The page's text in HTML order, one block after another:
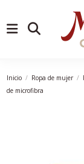
Inicio Ropa de mujer
de microfibra